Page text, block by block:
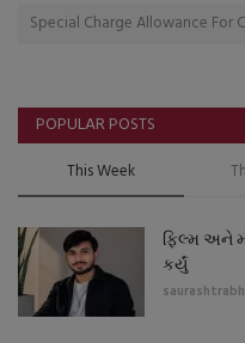
Special Charge Allowance For
POPULAR POSTS
This Week
ફિલ્મ અને
કર્યું